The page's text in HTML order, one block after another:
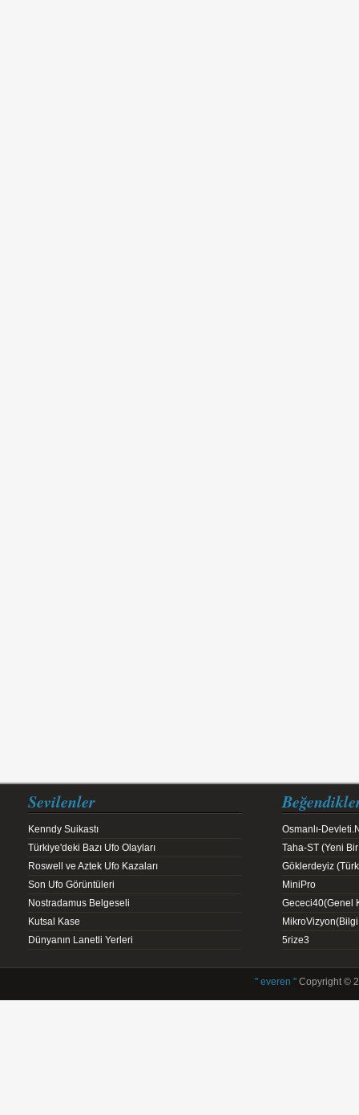
Sevilenler
Kenndy Suikastı
Türkiye'deki Bazı Ufo Olayları
Roswell ve Aztek Ufo Kazaları
Son Ufo Görüntüleri
Nostradamus Belgeseli
Kutsal Kase
Dünyanın Lanetli Yerleri
Osmanlı-
Taha-ST (Yeni
Göklerdeyiz
MiniPro
Gececi40(Genel
5rize3
" everen "Copyright ©